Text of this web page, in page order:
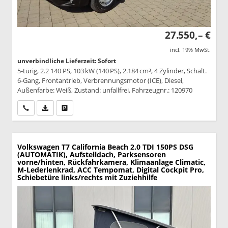
27.550,– €
incl. 19% MwSt.
unverbindliche Lieferzeit: Sofort
5-türig, 2.2 140 PS, 103 kW (140 PS), 2.184 cm³, 4 Zylinder, Schalt.
6-Gang, Frontantrieb, Verbrennungsmotor (ICE), Diesel,
Außenfarbe: Weiß, Zustand: unfallfrei, Fahrzeugnr.: 120970
Wir rufen Sie anPDF-Datei, Fahrzeugexposé drucken
Volkswagen T7 California Beach 2.0 TDI 150PS DSG
(AUTOMATIK), Aufstelldach, Parksensoren
vorne/hinten, Rückfahrkamera, Klimaanlage Climatic,
M-Lederlenkrad, ACC Tempomat, Digital Cockpit Pro,
Schiebetüre links/rechts mit Zuziehhilfe